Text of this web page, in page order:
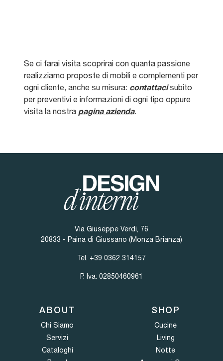
Se ci farai visita scoprirai con quanta passione
realizziamo proposte di mobili e complementi per
ogni cliente, anche su misura: contattacisubito
per preventivi e informazioni di ogni tipo oppure
visita la nostra pagina azienda.
Via Giuseppe Verdi, 76
20833 - Paina di Giussano (Monza Brianza)
Tel. +39 0362 314157
P. Iva: 02850460961
ABOUT
Chi Siamo
Servizi
Cataloghi
SHOP
Cucine
Living
Notte